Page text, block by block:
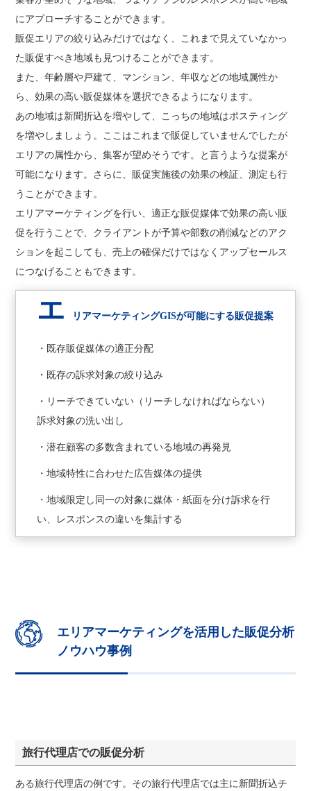
にアプローチすることができます。
販促エリアの絞り込みだけではなく、これまで見えていなかっ
た販促すべき地域も見つけることができます。
また、年齢層や戸建て、マンション、年収などの地域属性か
ら、効果の高い販促媒体を選択できるようになります。
あの地域は新聞折込を増やして、こっちの地域はポスティング
を増やしましょう。ここはこれまで販促していませんでしたが
エリアの属性から、集客が望めそうです。と言うような提案が
可能になります。さらに、販促実施後の効果の検証、測定も行
うことができます。
エリアマーケティングを行い、適正な販促媒体で効果の高い販
促を行うことで、クライアントが予算や部数の削減などのアク
ションを起こしても、売上の確保だけではなくアップセールス
につなげることもできます。
エ リアマーケティングGISが可能にする販促提案
・既存販促媒体の適正分配
・既存の訴求対象の絞り込み
・リーチできていない（リーチしなければならない）
訴求対象の洗い出し
・潜在顧客の多数含まれている地域の再発見
・地域特性に合わせた広告媒体の提供
・地域限定し同一の対象に媒体・紙面を分け訴求を行
い、レスポンスの違いを集計する
エリアマーケティングを活用した販促分析
ノウハウ事例
旅行代理店での販促分析
ある旅行代理店の例です。その旅行代理店では主に新聞折込チ